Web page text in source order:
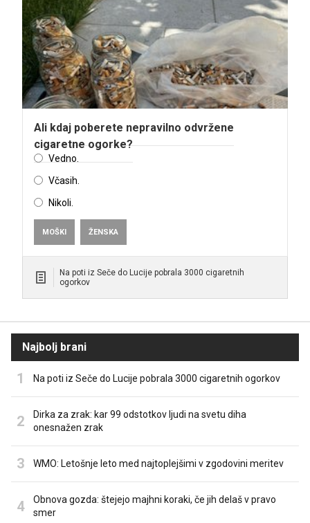
Ali kdaj poberete nepravilno odvržene
cigaretne ogorke?
Vedno.
Včasih.
Nikoli.
MOŠKI ŽENSKA
Na poti iz Seče do Lucije pobrala 3000 cigaretnih
ogorkov
Najbolj brani
Na poti iz Seče do Lucije pobrala 3000 cigaretnih ogorkov
Dirka za zrak: kar 99 odstotkov ljudi na svetu diha
onesnažen zrak
WMO: Letošnje leto med najtoplejšimi v zgodovini meritev
Obnova gozda: štejejo majhni koraki, če jih delaš v pravo
smer